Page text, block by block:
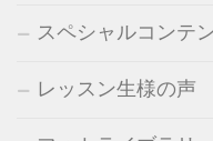
スペシャルコンテ
レッスン生様の声